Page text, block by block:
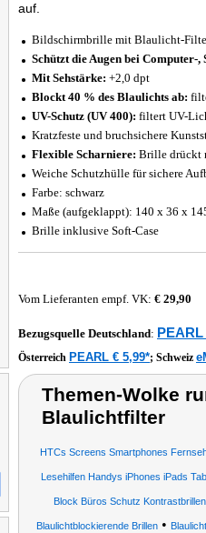
auf.
Bildschirmbrille mit Blaulicht-
Schützt die Augen bei Computer-
Mit Sehstärke: +2,0 dpt
Blockt 40 % des Blaulichts ab:
UV-Schutz (UV 400): filtert UV-
Kratzfeste und bruchsichere
Flexible Scharniere: Brille drückt
Weiche Schutzhülle für sichere
Farbe: schwarz
Maße (aufgeklappt): 140 x 36 x
Brille inklusive Soft-Case
Vom Lieferanten empf. VK: € 29,90
Bezugsquelle Deutschland: PEARL
Österreich PEARL € 5,99*; Schweiz
Themen-Wolke
Blaulichtfilter
HTCs Screens Smartphones
Lesehilfen Handys iPhones iPads
Block Büros Schutz
Blaulichtblockierende Brillen•